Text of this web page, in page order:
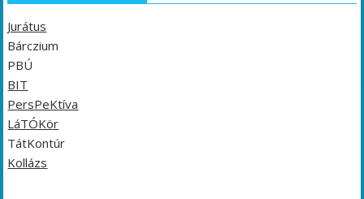
Jurátus
Bárczium
PBÚ
BIT
PersPeKtíva
LáTÓKör
TátKontúr
Kollázs